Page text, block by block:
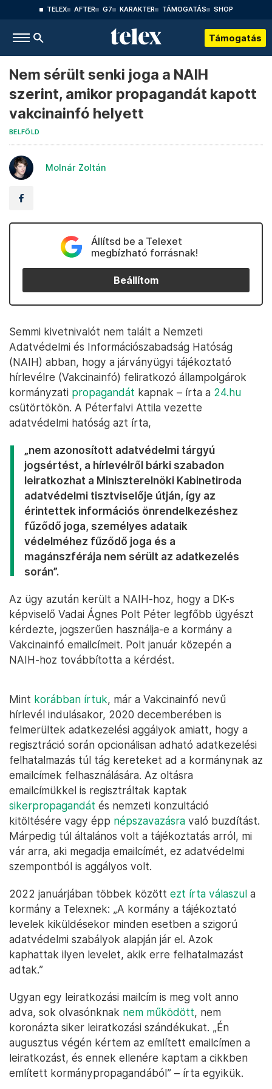
TELEX AFTER G7 KARAKTER TÁMOGATÁS SHOP
Támogatás
Nem sérült senki joga a NAIH
szerint, amikor propagandát kapott
vakcinainfó helyett
BELFÖLD
Molnár Zoltán
Állítsd be a Telexet
megbízható forrásnak!
Beállítom
Semmi kivetnivalót nem talált a Nemzeti
Adatvédelmi és Információszabadság Hatóság
(NAIH) abban, hogy a járványügyi tájékoztató
hírlevélre (Vakcinainfó) feliratkozó állampolgárok
kormányzati propagandát kapnak – írta a 24.hu
csütörtökön. A Péterfalvi Attila vezette
adatvédelmi hatóság azt írta,
„nem azonosított adatvédelmi tárgyú
jogsértést, a hírlevélről bárki szabadon
leiratkozhat a Miniszterelnöki Kabinetiroda
adatvédelmi tisztviselője útján, így az
érintettek információs önrendelkezéshez
fűződő joga, személyes adataik
védelméhez fűződő joga és a
magánszférája nem sérült az adatkezelés
során”.
Az ügy azután került a NAIH-hoz, hogy a DK-s
képviselő Vadai Ágnes Polt Péter legfőbb ügyészt
kérdezte, jogszerűen használja-e a kormány a
Vakcinainfó emailcímeit. Polt január közepén a
NAIH-hoz továbbította a kérdést.
Mint korábban írtuk, már a Vakcinainfó nevű
hírlevél indulásakor, 2020 decemberében is
felmerültek adatkezelési aggályok amiatt, hogy a
regisztráció során opcionálisan adható adatkezelési
felhatalmazás túl tág kereteket ad a kormánynak az
emailcímek felhasználására. Az oltásra
emailcímükkel is regisztráltak kaptak
sikerpropagandát és nemzeti konzultáció
kitöltésére vagy épp népszavazásra való buzdítást.
Márpedig túl általános volt a tájékoztatás arról, mi
vár arra, aki megadja emailcímét, ez adatvédelmi
szempontból is aggályos volt.
2022 januárjában többek között ezt írta válaszul a
kormány a Telexnek: „A kormány a tájékoztató
levelek kiküldésekor minden esetben a szigorú
adatvédelmi szabályok alapján jár el. Azok
kaphattak ilyen levelet, akik erre felhatalmazást
adtak.”
Ugyan egy leiratkozási mailcím is meg volt anno
adva, sok olvasónknak nem működött, nem
koronázta siker leiratkozási szándékukat. „Én
augusztus végén kértem az említett emailcímen a
leiratkozást, és ennek ellenére kaptam a cikkben
említett kormánypropagandából” – írta egyikük.